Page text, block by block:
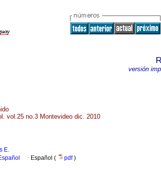
versión
vol.25 no.3 Montevideo dic. 2010
E.
· Español ( pdf)